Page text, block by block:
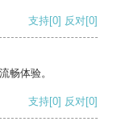
支持[0] 反对[0]
畅体验。
支持[0] 反对[0]